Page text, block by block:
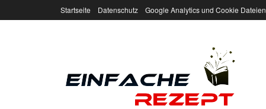
Startseite Datenschutz Google Analytics und Cookie Dateien